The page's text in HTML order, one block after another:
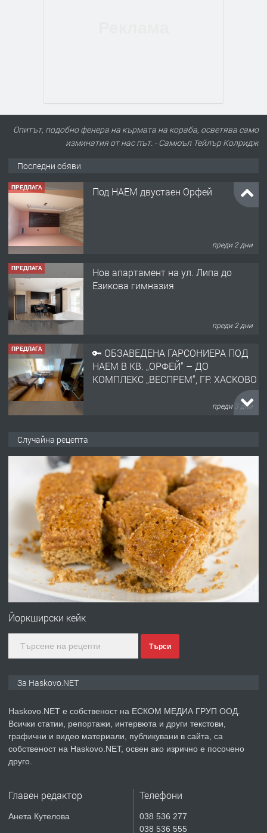
Опитът, подобно фенера на кърмата на кораба, осветява само
изминатия от нас път. - Самюъл Тейлър Колридж
Последни обяви
ПРЕДЛАГА Под НАЕМ двустаен Орфей
преди 2 дни
ПРЕДЛАГА
Нов апартамент на ул. Липа до
Езикова гимназия
преди 2 дни
ПРЕДЛАГА
🔑 ОБЗАВЕДЕНА ГАРСОНИЕРА ПОД
НАЕМ В КВ. „ОРФЕЙ“ – ДО
КОМПЛЕКС „ВЕСПРЕМ“, ГР. ХАСКОВО
преди 3 дни
АПАРТАМЕНТ В ЦЕНТЪРА НА ГР.
ХАСКОВО
преди 4 дни
ПРЕДЛАГА Давам гараж под наем
преди 4 дни
ПРЕДЛАГА
№4120 Магазин/Офис под наем в кв.
преди 5 дни
ПРЕДЛАГА
Продавам парцел в гр. Хасково кв.
Случайна рецепта
Йоркширски кейк
Търси
За Haskovo.NET
Haskovo.NET е собственост на ЕСКОМ МЕДИА ГРУП ООД.
Всички статии, репортажи, интервюта и други текстови,
графични и видео материали, публикувани в сайта, са
собственост на Haskovo.NET, освен ако изрично е посочено
друго.
Главен редактор
Анета Кутелова
Телефони
038 536 277
038 536 555